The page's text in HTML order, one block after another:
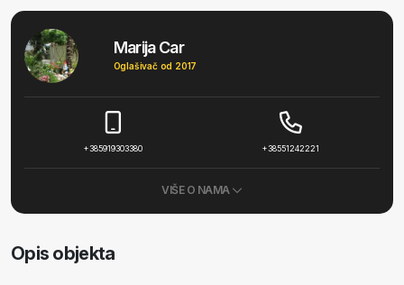
Marija Car
Oglašivač od 2017
+385919303380 +38551242221
VIŠE O NAMA
Opis objekta